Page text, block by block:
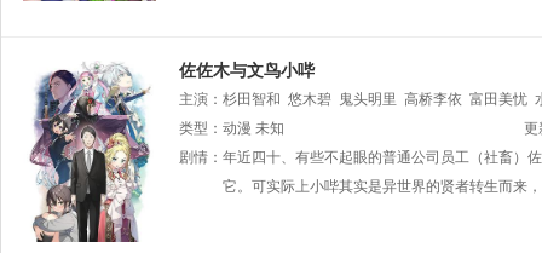
佐佐木与文鸟小哔
主演： 杉田智和 悠木碧 鬼头明里 高桥李依 富田美忧
尾大辅
类型： 动漫 未知
更
剧情： 年近四十、有些不起眼的普通公司员工（社畜）
它。可实际上小哔其实是异世界的贤者转生而来